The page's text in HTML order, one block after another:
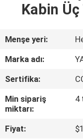
S
FABRIKA
TURU
Kabin
Menşe yeri:
Marka adı:
Sertifika:
Min sipariş
miktarı:
4
Fiyat: